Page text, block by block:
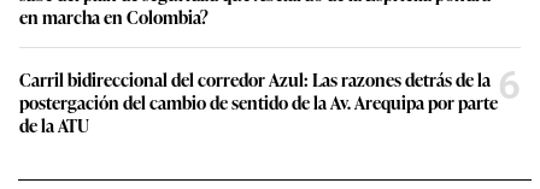
en marcha en Colombia?
Carril bidireccional del corredor Azul: Las razones detrás de la
postergación del cambio de sentido de la Av. Arequipa por parte
de la ATU
6